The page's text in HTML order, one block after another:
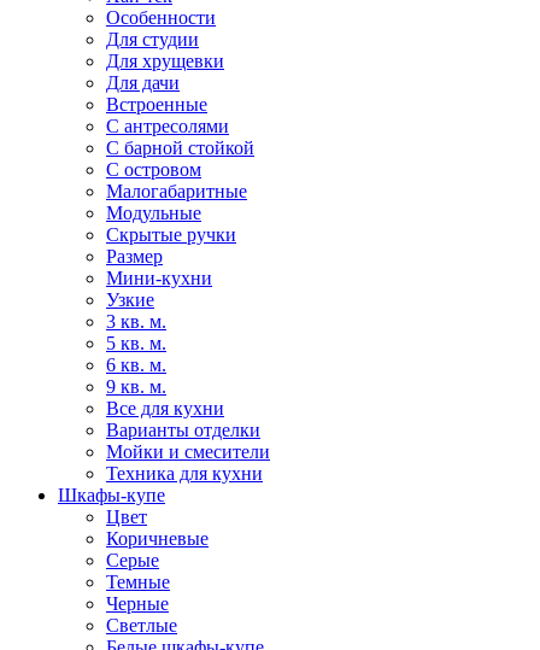
Особенности
Для студии
Для хрущевки
Для дачи
Встроенные
С антресолями
С барной стойкой
С островом
Малогабаритные
Модульные
Скрытые ручки
Размер
Мини-кухни
Узкие
3 кв. м.
5 кв. м.
6 кв. м.
9 кв. м.
Все для кухни
Варианты отделки
Мойки и смесители
Техника для кухни
Шкафы-купе
Цвет
Коричневые
Серые
Темные
Черные
Светлые